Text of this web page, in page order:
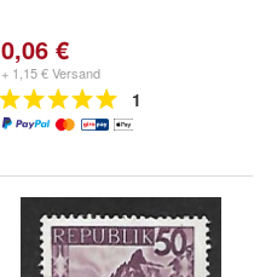
0,06 €
+ 1,15 € Versand
1